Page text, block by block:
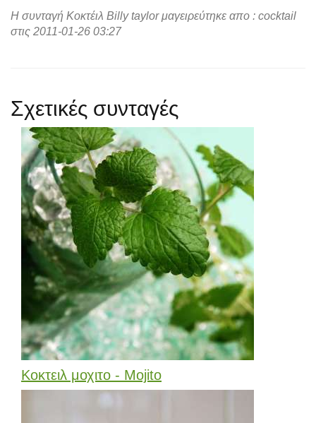
Η συνταγή Κοκτέιλ Billy taylor μαγειρεύτηκε απο : cocktail
στις 2011-01-26 03:27
Σχετικές συνταγές
Κοκτειλ μοχιτο - Mojito